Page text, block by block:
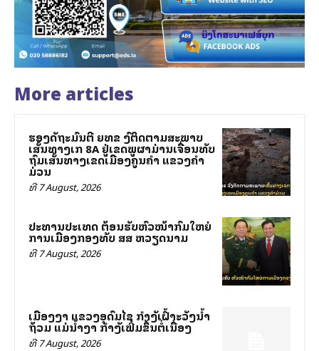
More articles
ຮອງລັດຖະມົນຕີ ຍທຂ ລົງຕິດຕາມສະພາບ
ເສັ້ນທາງເລກ 8A ຢູ່ເຂດພູຜາມ່ານເຈື່ອນທັບ
ຖົມເສັ້ນທາງເຂດເມືອງຄູນຄໍາ ແຂວງຄໍາ
ມ່ວນ
ທີ 7 August, 2026
ປະທານປະເທດ ຕ້ອນຮັບຫົວໜ້າກົມໃຫຍ່
ການເມືອງກອງທັບ ສສ ຫວຽດນາມ
ທີ 7 August, 2026
ເມືອງງາ ແຂວງອຸດົມໄຊ ກຳລັງເຝົ້າລະວັງນ້ຳ
ຖ້ວມ ແມ່ນ້ຳງາ ກຳລັງເພີ່ມຂຶ້ນຕໍ່ເນື່ອງ
ທີ 7 August, 2026